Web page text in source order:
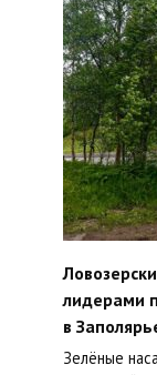
лидерами
в
Зелёные